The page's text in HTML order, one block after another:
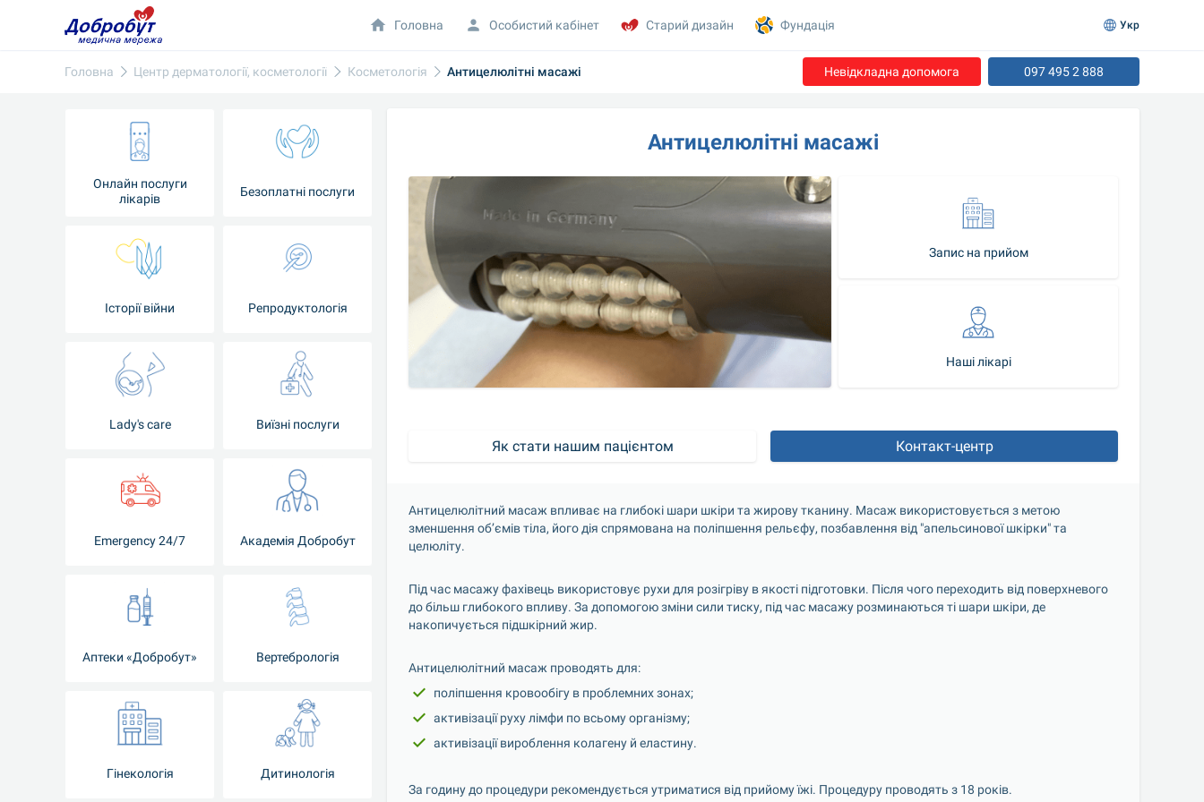
Головна Центр дерматології, косметології Косметологія Антицелюлітні масажі Невідкладна допомога 097 495 2 888
Онлайн послуги
лікарів
Безоплатні послуги
Історії війни Репродуктологія
Lady's care Виїзні послуги
Emergency 24/7 Академія Добробут
Аптеки «Добробут» Вертебрологія
Гінекологія Дитинологія
Антицелюлітні масажі
Запис на прийом
Наші лікарі
Як стати нашим пацієнтом Контакт-центр
Антицелюлітний масаж впливає на глибокі шари шкіри та жирову тканину. Масаж використовується з метою
зменшення об’ємів тіла, його дія спрямована на поліпшення рельєфу, позбавлення від "апельсинової шкірки" та
целюліту.
Під час масажу фахівець використовує рухи для розігріву в якості підготовки. Після чого переходить від поверхневого
до більш глибокого впливу. За допомогою зміни сили тиску, під час масажу розминаються ті шари шкіри, де
накопичується підшкірний жир.
Антицелюлітний масаж проводять для:
поліпшення кровообігу в проблемних зонах;
активізації руху лімфи по всьому організму;
активізації вироблення колагену й еластину.
За годину до процедури рекомендується утриматися від прийому їжі. Процедуру проводять з 18 років.
Головна Особистий кабінет Старий дизайн Фундація Укр